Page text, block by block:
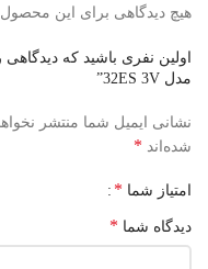
هیچ دیدگاهی برای این
اولین نفری باشید که
مدل 32ES 3V”
نشانی ایمیل شما منتشر
شده‌اند *
امتیاز شما *
دیدگاه شما *